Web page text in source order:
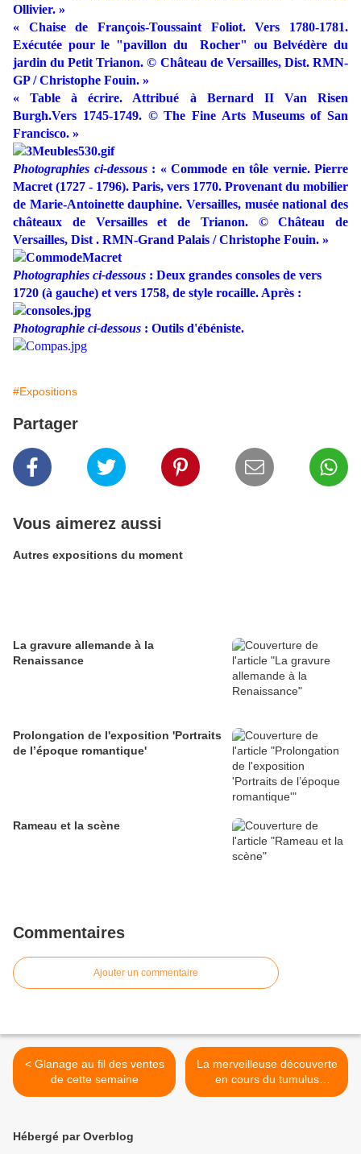
Ollivier. »
« Chaise de François-Toussaint Foliot. Vers 1780-1781.
Exécutée pour le "pavillon du Rocher" ou Belvédère du
jardin du Petit Trianon. © Château de Versailles, Dist. RMN-
GP / Christophe Fouin. »
« Table à écrire. Attribué à Bernard II Van Risen
Burgh.Vers 1745-1749. © The Fine Arts Museums of San
Francisco. »
Photographies ci-dessous: « Commode en tôle vernie. Pierre
Macret (1727 - 1796). Paris, vers 1770. Provenant du mobilier
de Marie-Antoinette dauphine. Versailles, musée national des
châteaux de Versailles et de Trianon. © Château de
Versailles, Dist . RMN-Grand Palais / Christophe Fouin. »
Photographies ci-dessous : Deux grandes consoles de vers
1720 (à gauche) et vers 1758, de style rocaille. Après :
Photographie ci-dessous : Outils d'ébéniste.
#Expositions
Partager
Vous aimerez aussi
Autres expositions du moment
La gravure allemande à la
Renaissance
Prolongation de l'exposition 'Portraits
de l’époque romantique'
Rameau et la scène
Commentaires
Ajouter un commentaire
< Glanage au fil des ventes
de cette semaine
La merveilleuse découverte
en cours du tumulus
d'Amphipolis >
Hébergé par Overblog